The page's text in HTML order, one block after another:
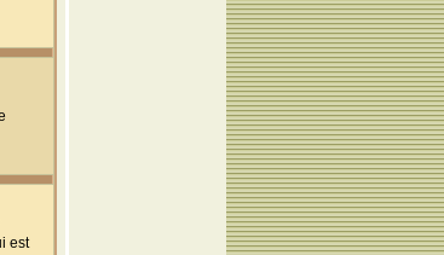
est